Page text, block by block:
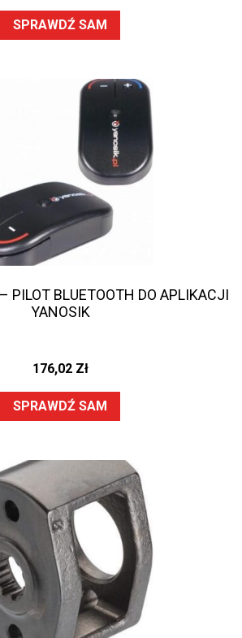
SPRAWDŹ SAM
PILOT BLUETOOTH DO APLIKACJI
YANOSIK
176,02 Zł
SPRAWDŹ SAM